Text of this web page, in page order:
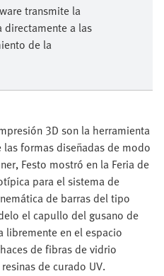
transmite la
a las
de la
3D son la herramienta
formas diseñadas de modo
Festo mostró en la Feria de
para el sistema de
de barras del tipo
el capullo del gusano de
libremente en el espacio
de fibras de vidrio
de curado UV.